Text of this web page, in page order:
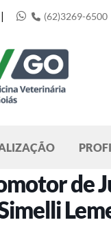
| (62)3269-6500
de